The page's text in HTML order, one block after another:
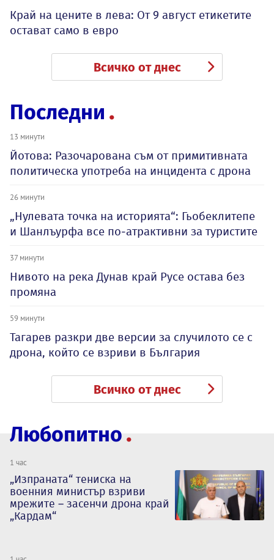
Край на цените в лева: От 9 август етикетите
остават само в евро
Всичко от днес
Последни
13 минути
Йотова: Разочарована съм от примитивната
политическа употреба на инцидента с дрона
26 минути
„Нулевата точка на историята“: Гьобеклитепе
и Шанлъурфа все по-атрактивни за туристите
37 минути
Нивото на река Дунав край Русе остава без
промяна
59 минути
Тагарев разкри две версии за случилото се с
дрона, който се взриви в България
Всичко от днес
Любопитно
1 час
„Изпраната“ тениска на
военния министър взриви
мрежите – засенчи дрона край
„Кардам“